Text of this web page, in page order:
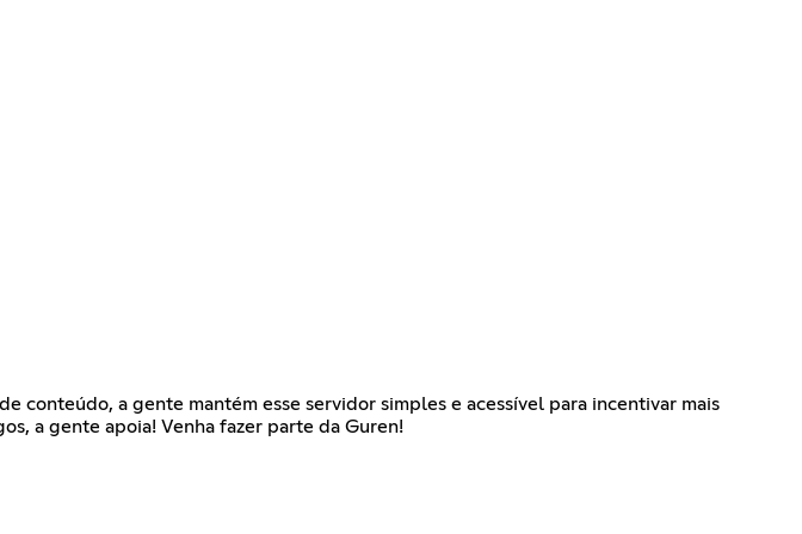
conteúdo, a gente mantém esse servidor simples e acessível para incentivar mais
a gente apoia! Venha fazer parte da Guren!